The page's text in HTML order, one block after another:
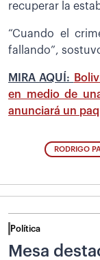
recuperar la
“Cuando el
fallando”,
MIRA AQUÍ:
en medio de
anunciará un
RODRIGO
Política
Mesa